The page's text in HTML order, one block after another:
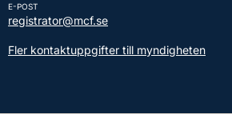
E-POST
registrator@mcf.se
Fler kontaktuppgifter till myndigheten